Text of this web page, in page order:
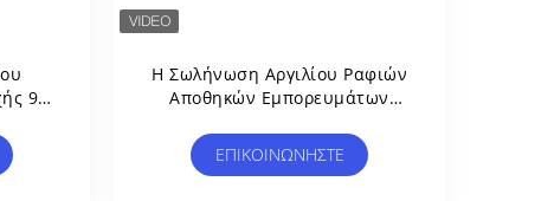
90
Με
Η Σωλήνωση Αργιλίου Ραφιών
Αποθηκών Εμπορευμάτων
Έγκριση Σύνδεσης ISO9001
ΕΠΙΚΟΙΝΩΝΉΣΤΕ